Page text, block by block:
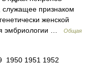
служащее признаком
женской
эмбриологии …
Общая
1950 1951 1952